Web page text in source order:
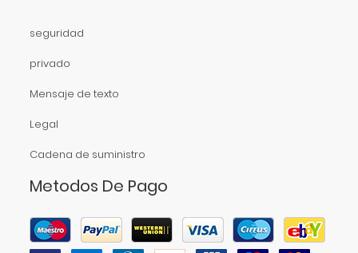
seguridad
privado
Mensaje de texto
Legal
Cadena de suministro
Metodos De Pago